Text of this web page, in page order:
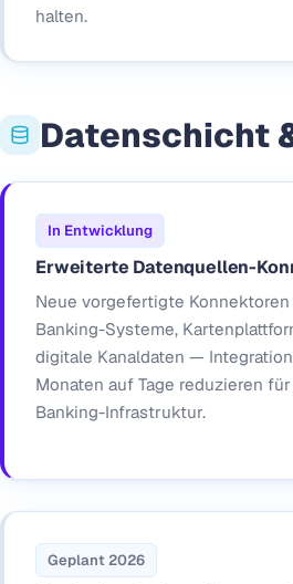
halten.
Datenschicht
In Entwicklung
Erweiterte Datenquellen-
Neue vorgefertigte
Banking-Systeme,
digitale Kanaldaten —
Monaten auf Tage reduzieren
Banking-Infrastruktur.
Geplant 2026